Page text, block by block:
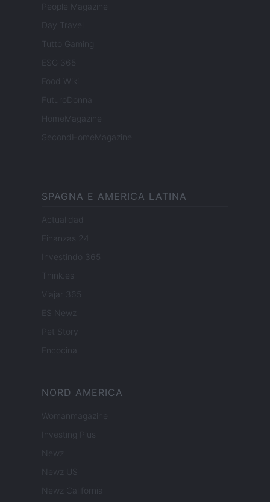
People Magazine
Day Travel
Tutto Gaming
ESG 365
Food Wiki
FuturoDonna
HomeMagazine
SecondHomeMagazine
SPAGNA E AMERICA LATINA
Actualidad
Finanzas 24
Investindo 365
Think.es
Viajar 365
ES Newz
Pet Story
Encocina
NORD AMERICA
Womanmagazine
Investing Plus
Newz
Newz US
Newz California